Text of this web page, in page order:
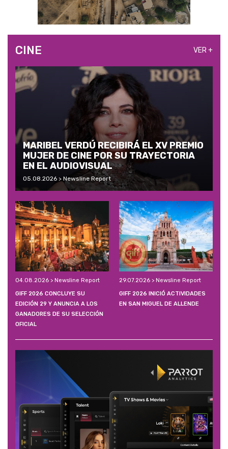
CINE VER +
MARIBEL VERDÚ RECIBIRÁ EL XV PREMIO
MUJER DE CINE POR SU TRAYECTORIA
EN EL AUDIOVISUAL
05.08.2026 > Newsline Report
04.08.2026 > Newsline Report
GIFF 2026 CONCLUYE SU
EDICIÓN 29 Y ANUNCIA A LOS
GANADORES DE SU SELECCIÓN
OFICIAL
29.07.2026 > Newsline Report
GIFF 2026 INICIÓ ACTIVIDADES
EN SAN MIGUEL DE ALLENDE